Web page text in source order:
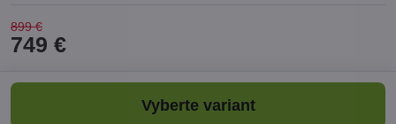
899 €
749 €
Vyberte variant